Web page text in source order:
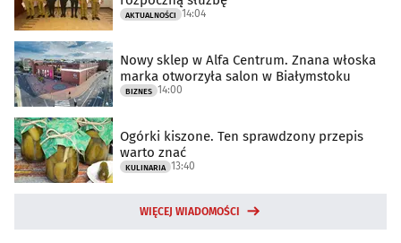
AKTUALNOŚCI 14:04
Nowy sklep w Alfa Centrum. Znana włoska
marka otworzyła salon w Białymstoku
BIZNES 14:00
Ogórki kiszone. Ten sprawdzony przepis
warto znać
KULINARIA 13:40
WIĘCEJ WIADOMOŚCI